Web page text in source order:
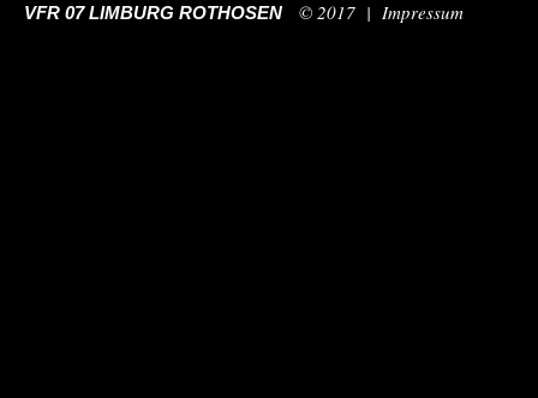
VFR 07 LIMBURG ROTHOSEN © 2017 | Impressum